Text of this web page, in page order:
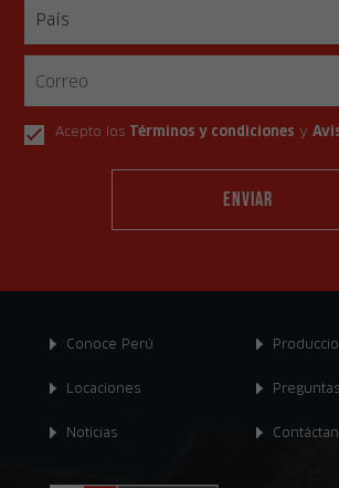
Acepto los Términos y condiciones y
Conoce Perú
Locaciones
Noticias